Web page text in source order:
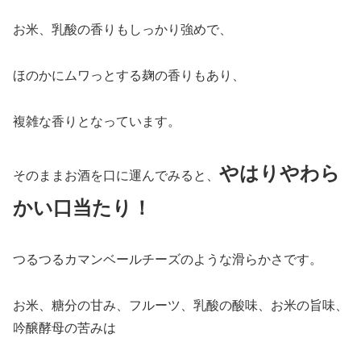
お米、乳酸の香りもしっかり強めで、
ほのかにムワっとする麹の香りもあり、
複雑な香りとなっています。
そのままお酒を口に運んでみると、 やはりやわら
かい口当たり！
つるつるカマンベールチーズのような滑らかさです。
お米、糖分の甘み、フルーツ、乳酸の酸味、お米の旨味、
吟醸酵母の苦みは